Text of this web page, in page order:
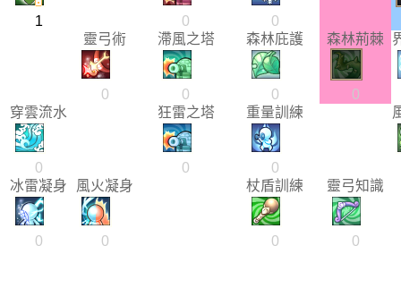
1 0 0
靈弓術
0
滯風之塔
0
森林庇護
0
森林荊棘
0
穿雲流水
0
狂雷之塔
0
重量訓練
0
冰雷凝身
0
風火凝身
0
杖盾訓練
0
靈弓知識
0